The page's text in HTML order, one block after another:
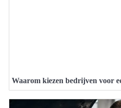
Waarom kiezen bedrijven voor